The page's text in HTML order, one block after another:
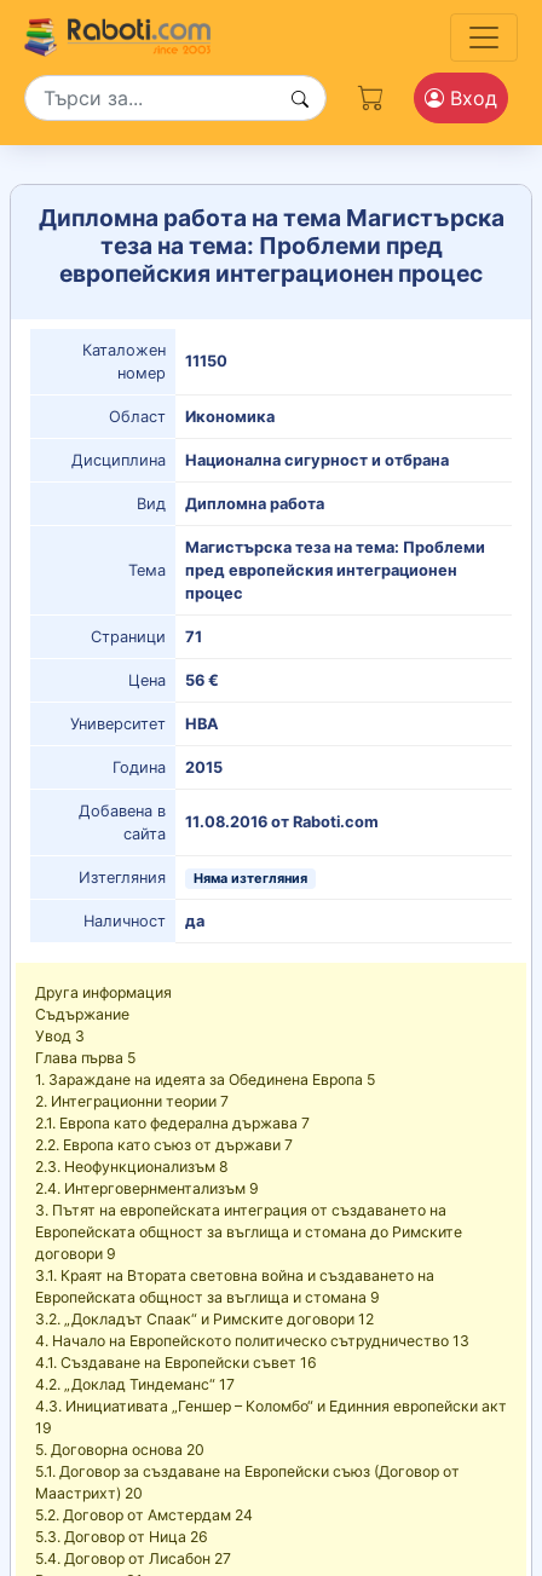
Вход
Дипломна работа на тема Магистърска
теза на тема: Проблеми пред
европейския интеграционен процес
Каталожен
номер
11150
Област Икономика
Дисциплина Национална сигурност и отбрана
Вид Дипломна работа
Тема
Магистърска теза на тема: Проблеми
пред европейския интеграционен
процес
Страници 71
Цена 56 €
Университет НВА
Година 2015
Добавена в
сайта
11.08.2016 от Raboti.com
Изтегляния Няма изтегляния
Наличност да
Друга информация
Съдържание
Увод 3
Глава първа 5
1. Зараждане на идеята за Обединена Европа 5
2. Интеграционни теории 7
2.1. Европа като федерална държава 7
2.2. Европа като съюз от държави 7
2.3. Неофункционализъм 8
2.4. Интерговернментализъм 9
3. Пътят на европейската интеграция от създаването на
Европейската общност за въглища и стомана до Римските
договори 9
3.1. Краят на Втората световна война и създаването на
Европейската общност за въглища и стомана 9
3.2. „Докладът Спаак“ и Римските договори 12
4. Начало на Европейското политическо сътрудничество 13
4.1. Създаване на Европейски съвет 16
4.2. „Доклад Тиндеманс“ 17
4.3. Инициативата „Геншер – Коломбо“ и Единния европейски акт
19
5. Договорна основа 20
5.1. Договор за създаване на Европейски съюз (Договор от
Маастрихт) 20
5.2. Договор от Амстердам 24
5.3. Договор от Ница 26
5.4. Договор от Лисабон 27